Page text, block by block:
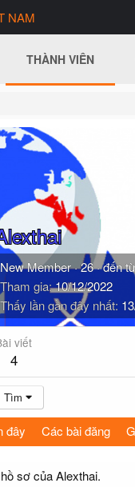
NAM
THÀNH VIÊN
New Member·26·đến từ
Tham gia 10/12/2022
Thấy lần gần đây nhất
viết
4
Tìm
đây Các bài đăng
sơ của Alexthai.